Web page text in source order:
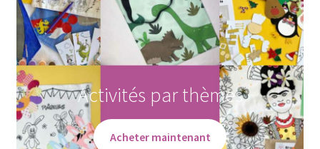
Activités par thèmes
Acheter maintenant